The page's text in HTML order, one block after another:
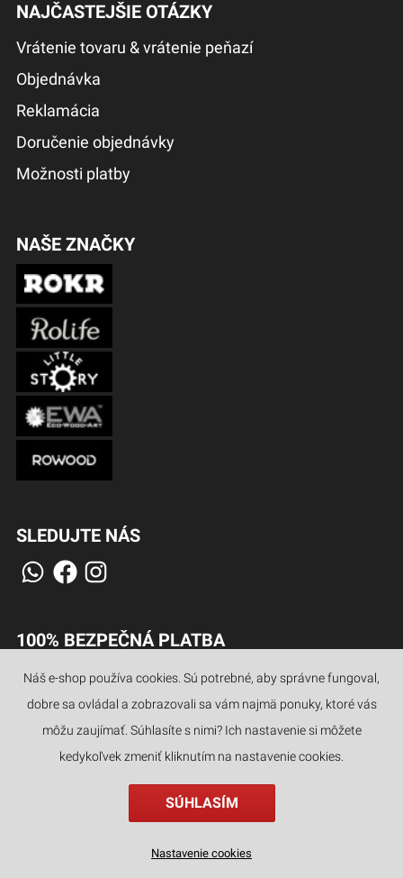
NAJČASTEJŠIE OTÁZKY
Vrátenie tovaru & vrátenie peňazí
Objednávka
Reklamácia
Doručenie objednávky
Možnosti platby
NAŠE ZNAČKY
SLEDUJTE NÁS
100% BEZPEČNÁ PLATBA
JAZYKY
Náš e-shop používa cookies. Sú potrebné, aby správne fungoval,
dobre sa ovládal a zobrazovali sa vám najmä ponuky, ktoré vás
môžu zaujímať. Súhlasíte s nimi? Ich nastavenie si môžete
kedykoľvek zmeniť kliknutím na nastavenie cookies.
SÚHLASÍM
Nastavenie cookies